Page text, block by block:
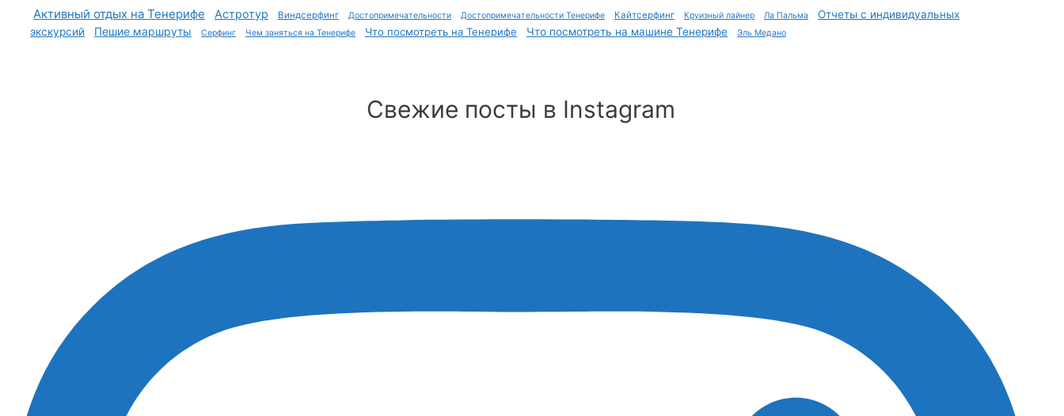
Активный отдых на Тенерифе Астротур Виндсерфинг Достопримечательности Достопримечательности Тенерифе Кайтсерфинг Круизный лайнер Ла Пальма
Отчеты с индивидуальных
экскурсий
Пешие маршруты Серфинг Чем заняться на Тенерифе Что посмотреть на Тенерифе Что посмотреть на машине Тенерифе Эль Медано
Свежие посты в Instagram